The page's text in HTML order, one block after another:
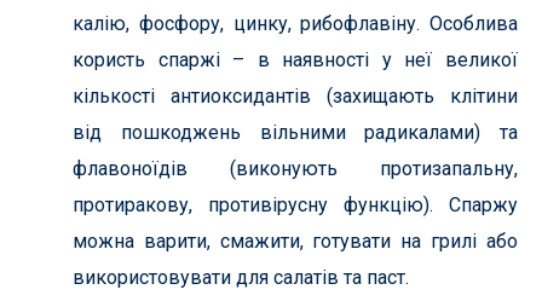
калію, фосфору, цинку, рибофлавіну. Особлива
користь спаржі – в наявності у неї великої
кількості антиоксидантів (захищають клітини
від пошкоджень вільними радикалами) та
флавоноїдів (виконують протизапальну,
протиракову, противірусну функцію). Спаржу
можна варити, смажити, готувати на грилі або
використовувати для салатів та паст.